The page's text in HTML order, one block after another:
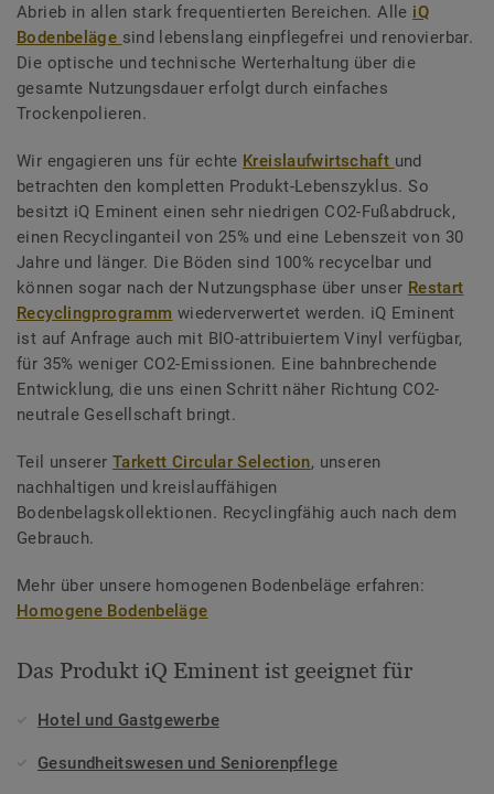
Abrieb in allen stark frequentierten Bereichen. Alle iQ
Bodenbeläge sind lebenslang einpflegefrei und renovierbar.
Die optische und technische Werterhaltung über die
gesamte Nutzungsdauer erfolgt durch einfaches
Trockenpolieren.
Wir engagieren uns für echte Kreislaufwirtschaft und
betrachten den kompletten Produkt-Lebenszyklus. So
besitzt iQ Eminent einen sehr niedrigen CO2-Fußabdruck,
einen Recyclinganteil von 25% und eine Lebenszeit von 30
Jahre und länger. Die Böden sind 100% recycelbar und
können sogar nach der Nutzungsphase über unser Restart
Recyclingprogramm wiederverwertet werden. iQ Eminent
ist auf Anfrage auch mit BIO-attribuiertem Vinyl verfügbar,
für 35% weniger CO2-Emissionen. Eine bahnbrechende
Entwicklung, die uns einen Schritt näher Richtung CO2-
neutrale Gesellschaft bringt.
Teil unserer Tarkett Circular Selection, unseren
nachhaltigen und kreislauffähigen
Bodenbelagskollektionen. Recyclingfähig auch nach dem
Gebrauch.
Mehr über unsere homogenen Bodenbeläge erfahren:
Homogene Bodenbeläge
Das Produkt iQ Eminent ist geeignet für
Hotel und Gastgewerbe
Gesundheitswesen und Seniorenpflege